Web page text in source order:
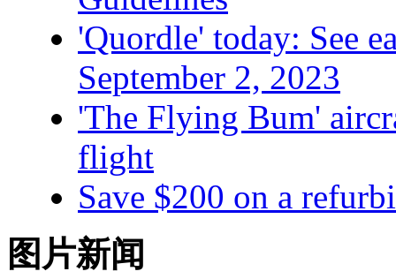
'Quordle' today: See
September 2, 2023
'The Flying Bum'
flight
Save $200 on a
图片新闻